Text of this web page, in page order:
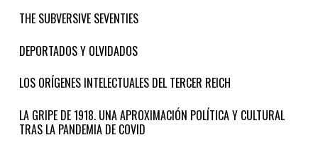
THE SUBVERSIVE SEVENTIES
DEPORTADOS Y OLVIDADOS
LOS ORÍGENES INTELECTUALES DEL TERCER REICH
LA GRIPE DE 1918. UNA APROXIMACIÓN POLÍTICA Y CULTURAL
TRAS LA PANDEMIA DE COVID